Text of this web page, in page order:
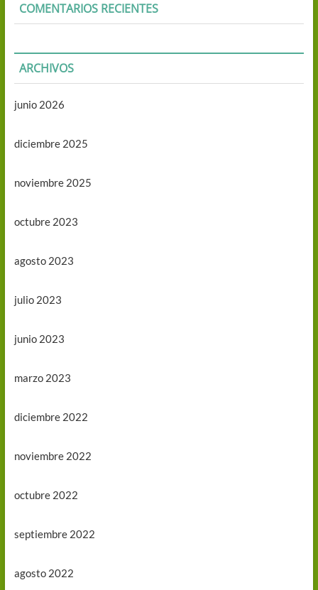
COMENTARIOS RECIENTES
ARCHIVOS
junio 2026
diciembre 2025
noviembre 2025
octubre 2023
agosto 2023
julio 2023
junio 2023
marzo 2023
diciembre 2022
noviembre 2022
octubre 2022
septiembre 2022
agosto 2022